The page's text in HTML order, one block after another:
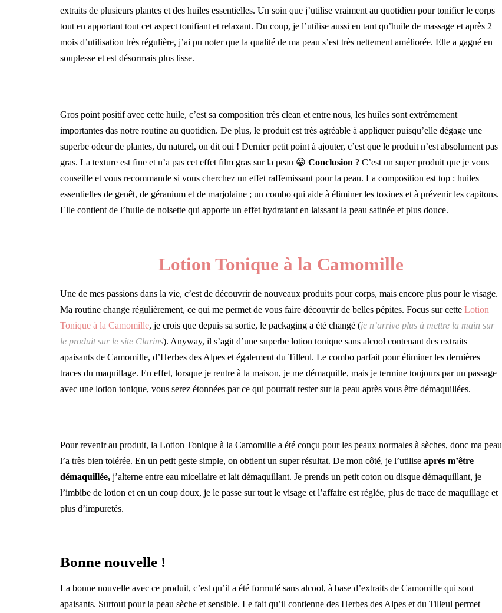
extraits de plusieurs plantes et des huiles essentielles. Un soin que j’utilise vraiment au quotidien pour tonifier le corps
tout en apportant tout cet aspect tonifiant et relaxant. Du coup, je l’utilise aussi en tant qu’huile de massage et après 2
mois d’utilisation très régulière, j’ai pu noter que la qualité de ma peau s’est très nettement améliorée. Elle a gagné en
souplesse et est désormais plus lisse.
Gros point positif avec cette huile, c’est sa composition très clean et entre nous, les huiles sont extrêmement
importantes das notre routine au quotidien. De plus, le produit est très agréable à appliquer puisqu’elle dégage une
superbe odeur de plantes, du naturel, on dit oui ! Dernier petit point à ajouter, c’est que le produit n’est absolument pas
gras. La texture est fine et n’a pas cet effet film gras sur la peau 😀 Conclusion ? C’est un super produit que je vous
conseille et vous recommande si vous cherchez un effet raffemissant pour la peau. La composition est top : huiles
essentielles de genêt, de géranium et de marjolaine ; un combo qui aide à éliminer les toxines et à prévenir les capitons.
Elle contient de l’huile de noisette qui apporte un effet hydratant en laissant la peau satinée et plus douce.
Lotion Tonique à la Camomille
Une de mes passions dans la vie, c’est de découvrir de nouveaux produits pour corps, mais encore plus pour le visage.
Ma routine change régulièrement, ce qui me permet de vous faire découvrir de belles pépites. Focus sur cette Lotion
Tonique à la Camomille, je crois que depuis sa sortie, le packaging a été changé (je n’arrive plus à mettre la main sur
le produit sur le site Clarins). Anyway, il s’agit d’une superbe lotion tonique sans alcool contenant des extraits
apaisants de Camomille, d’Herbes des Alpes et également du Tilleul. Le combo parfait pour éliminer les dernières
traces du maquillage. En effet, lorsque je rentre à la maison, je me démaquille, mais je termine toujours par un passage
avec une lotion tonique, vous serez étonnées par ce qui pourrait rester sur la peau après vous être démaquillées.
Pour revenir au produit, la Lotion Tonique à la Camomille a été conçu pour les peaux normales à sèches, donc ma peau
l’a très bien tolérée. En un petit geste simple, on obtient un super résultat. De mon côté, je l’utilise après m’être
démaquillée, j’alterne entre eau micellaire et lait démaquillant. Je prends un petit coton ou disque démaquillant, je
l’imbibe de lotion et en un coup doux, je le passe sur tout le visage et l’affaire est réglée, plus de trace de maquillage et
plus d’impuretés.
Bonne nouvelle !
La bonne nouvelle avec ce produit, c’est qu’il a été formulé sans alcool, à base d’extraits de Camomille qui sont
apaisants. Surtout pour la peau sèche et sensible. Le fait qu’il contienne des Herbes des Alpes et du Tilleul permet